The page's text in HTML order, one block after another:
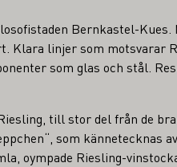
Bernkastel-Kues.
Klara linjer som motsvarar
som glas och stål.
till stor del från de
som kännetecknas
oympade Riesling-